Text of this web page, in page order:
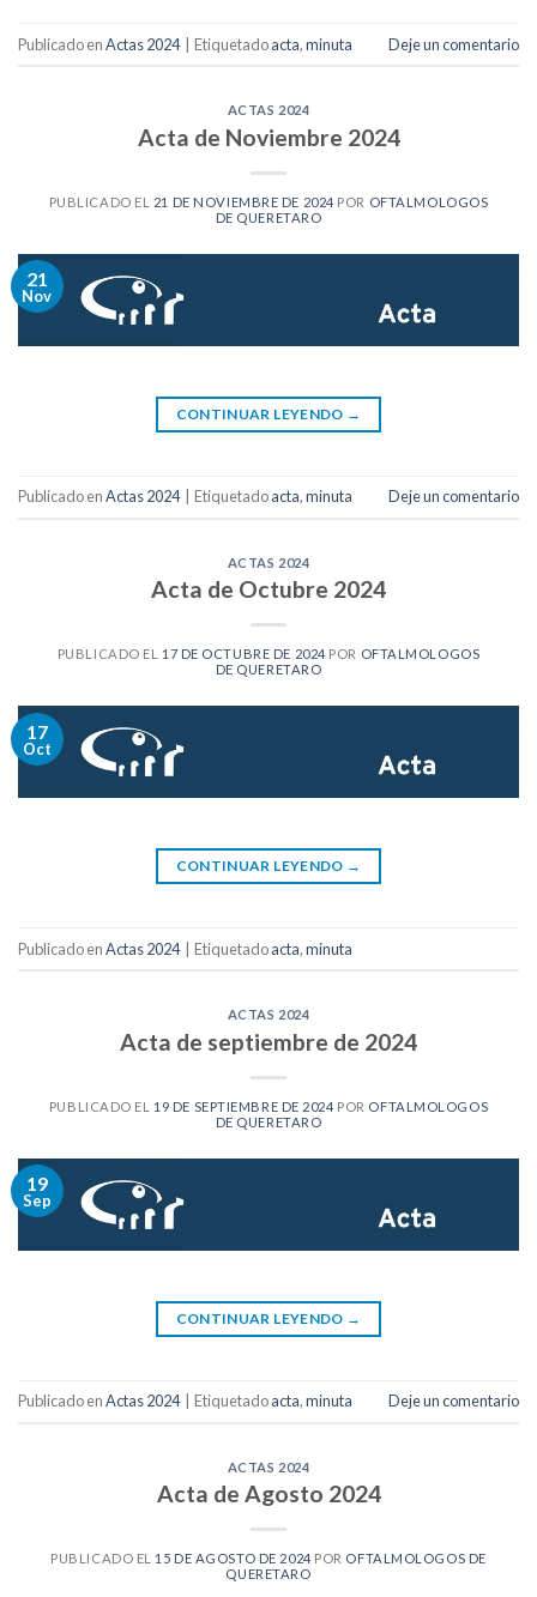
Publicado enActas 2024 Etiquetadoacta,minuta Deje un comentario
ACTAS 2024
Acta de Noviembre 2024
PUBLICADO EL 21 DE NOVIEMBRE DE 2024 POR OFTALMOLOGOS
DE QUERETARO
21
Nov
CONTINUAR LEYENDO →
Publicado enActas 2024 Etiquetadoacta,minuta Deje un comentario
ACTAS 2024
Acta de Octubre 2024
PUBLICADO EL 17 DE OCTUBRE DE 2024 POR OFTALMOLOGOS
DE QUERETARO
17
Oct
CONTINUAR LEYENDO →
Publicado enActas 2024 | Etiquetadoacta,minuta
ACTAS 2024
Acta de septiembre de 2024
PUBLICADO EL 19 DE SEPTIEMBRE DE 2024 POR OFTALMOLOGOS
DE QUERETARO
19
Sep
CONTINUAR LEYENDO →
Publicado enActas 2024 Etiquetadoacta,minuta Deje un comentario
ACTAS 2024
Acta de Agosto 2024
PUBLICADO EL 15 DE AGOSTO DE 2024 POR OFTALMOLOGOS DE
QUERETARO